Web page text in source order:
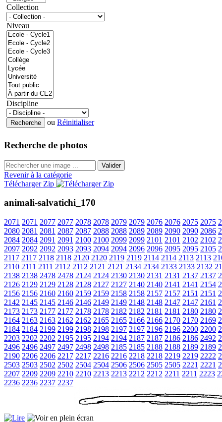
Collection
Niveau
Discipline
ou Réinitialiser
Recherche de photos
Valider
Revenir à la catégorie
Télécharger Zip
animali-salvatichi_170
2071 2071 2077 2077 2078 2078 2079 2079 2076 2076 2075 2075
2080 2081 2081 2087 2087 2088 2088 2089 2089 2090 2090 2086
2084 2084 2091 2091 2100 2100 2099 2099 2101 2101 2102 2102
2097 2092 2092 2093 2093 2094 2094 2096 2096 2095 2095 2105
2117 2117 2118 2118 2120 2120 2119 2119 2114 2114 2113 2113
2110 2111 2111 2112 2112 2121 2121 2134 2134 2133 2133 2132
2138 2138 2478 2478 2124 2124 2130 2130 2131 2131 2137 2137
2126 2129 2129 2128 2128 2127 2127 2140 2140 2141 2141 2154
2156 2156 2160 2160 2159 2159 2158 2158 2157 2157 2151 2151
2142 2145 2145 2146 2146 2149 2149 2148 2148 2147 2147 2161
2173 2173 2177 2177 2178 2178 2182 2182 2181 2181 2180 2180
2164 2163 2163 2162 2162 2165 2165 2166 2166 2170 2170 2169
2184 2184 2199 2199 2198 2198 2197 2197 2196 2196 2200 2200
2203 2202 2202 2195 2195 2194 2194 2187 2187 2186 2186 2492
2496 2496 2497 2497 2498 2498 2185 2185 2188 2188 2189 2189
2190 2206 2206 2217 2217 2216 2216 2218 2218 2219 2219 2222
2503 2503 2502 2502 2504 2504 2506 2506 2505 2505 2221 2221
2207 2209 2209 2210 2210 2213 2213 2212 2212 2211 2211 2223
2236 2236 2237 2237